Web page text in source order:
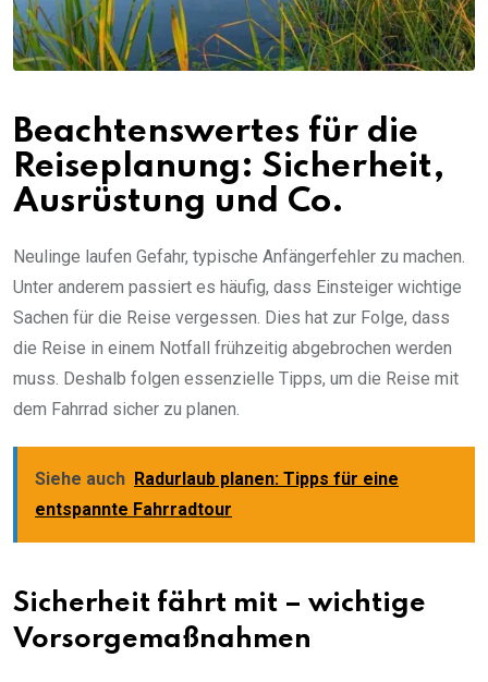
Beachtenswertes für die
Reiseplanung: Sicherheit,
Ausrüstung und Co.
Neulinge laufen Gefahr, typische Anfängerfehler zu machen.
Unter anderem passiert es häufig, dass Einsteiger wichtige
Sachen für die Reise vergessen. Dies hat zur Folge, dass
die Reise in einem Notfall frühzeitig abgebrochen werden
muss. Deshalb folgen essenzielle Tipps, um die Reise mit
dem Fahrrad sicher zu planen.
Siehe auch Radurlaub planen: Tipps für eine
entspannte Fahrradtour
Sicherheit fährt mit – wichtige
Vorsorgemaßnahmen